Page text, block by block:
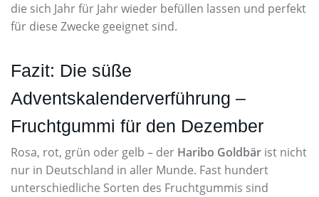
die sich Jahr für Jahr wieder befüllen lassen und perfekt
für diese Zwecke geeignet sind.
Fazit: Die süße
Adventskalenderverführung –
Fruchtgummi für den Dezember
Rosa, rot, grün oder gelb – der Haribo Goldbär ist nicht
nur in Deutschland in aller Munde. Fast hundert
unterschiedliche Sorten des Fruchtgummis sind